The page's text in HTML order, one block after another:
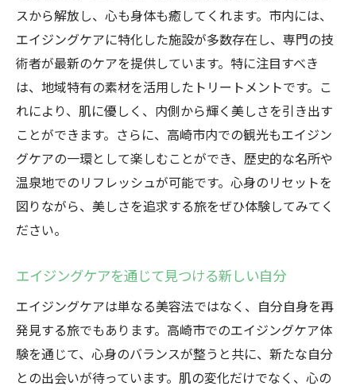
市
高崎市のエイジングケアの進化したアプロ
ーチ
エイジングケアの新しい形を探る高崎市の
試み
高崎市で探求するエイジングケアの新たな
方向性
高崎市で出会う革新的なエイジングケアの
形
のエイジングケア
ジングケア
美しさを追求する高崎市のリラクゼーショ
ン施設
スから解放し、心も身体も癒してくれます。市内には、
エイジングケアに特化した施設が多数存在し、専門の技
術者が最新のケアを提供しています。特に注目すべき
は、地域特有の素材を活用したトリートメントです。こ
れにより、肌に優しく、内側から輝く美しさを引き出す
ことができます。さらに、高崎市内での観光もエイジン
グケアの一環として楽しむことができ、歴史的な名所や
温泉地でのリフレッシュが可能です。心身のリセットを
図りながら、美しさを追求する旅をぜひ体験してみてく
ださい。
エイジングケアを通じて見つける新しい自分
エイジングケアは単なる美容法ではなく、自分自身を再
発見する旅でもあります。高崎市でのエイジングケア体
験を通じて、心身のバランスが整うと共に、新たな自分
との出会いが待っています。肌の変化だけでなく、心の